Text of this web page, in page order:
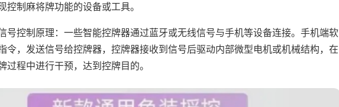
控制麻将牌功能的设备或工具。
号控制原理：一些智能控牌器通过蓝牙或无线信号与手机等设备连接。手机端软
令，发送信号给控牌器，控牌器接收到信号后驱动内部微型电机或机械结构，在
过程中进行干预，达到控牌目的。